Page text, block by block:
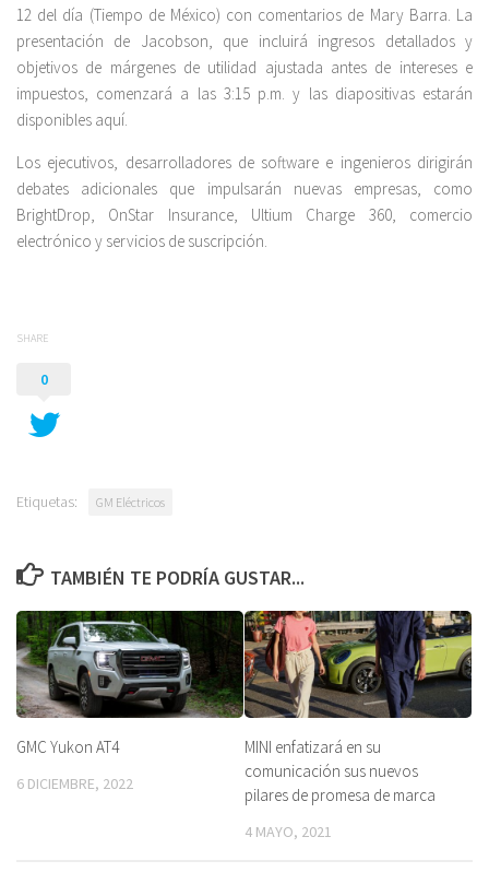
12 del día (Tiempo de México) con comentarios de Mary Barra. La
presentación de Jacobson, que incluirá ingresos detallados y
objetivos de márgenes de utilidad ajustada antes de intereses e
impuestos, comenzará a las 3:15 p.m. y las diapositivas estarán
disponibles aquí.
Los ejecutivos, desarrolladores de software e ingenieros dirigirán
debates adicionales que impulsarán nuevas empresas, como
BrightDrop, OnStar Insurance, Ultium Charge 360, comercio
electrónico y servicios de suscripción.
SHARE
0
Etiquetas: GM Eléctricos
TAMBIÉN TE PODRÍA GUSTAR...
GMC Yukon AT4
6 DICIEMBRE, 2022
MINI enfatizará en su
comunicación sus nuevos
pilares de promesa de marca
4 MAYO, 2021